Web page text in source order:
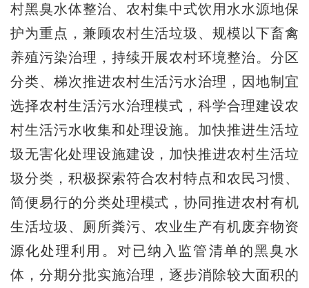
村黑臭水体整治、农村集中式饮用水水源地保
护为重点，兼顾农村生活垃圾、规模以下畜禽
养殖污染治理，持续开展农村环境整治。分区
分类、梯次推进农村生活污水治理，因地制宜
选择农村生活污水治理模式，科学合理建设农
村生活污水收集和处理设施。加快推进生活垃
圾无害化处理设施建设，加快推进农村生活垃
圾分类，积极探索符合农村特点和农民习惯、
简便易行的分类处理模式，协同推进农村有机
生活垃圾、厕所粪污、农业生产有机废弃物资
源化处理利用。对已纳入监管清单的黑臭水
体，分期分批实施治理，逐步消除较大面积的